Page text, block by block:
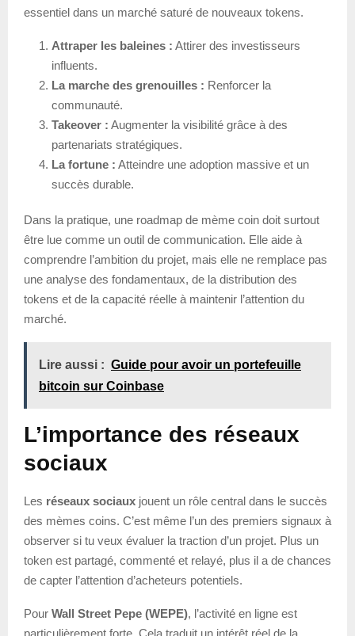
essentiel dans un marché saturé de nouveaux tokens.
Attraper les baleines : Attirer des investisseurs
influents.
La marche des grenouilles : Renforcer la
communauté.
Takeover : Augmenter la visibilité grâce à des
partenariats stratégiques.
La fortune : Atteindre une adoption massive et un
succès durable.
Dans la pratique, une roadmap de mème coin doit surtout
être lue comme un outil de communication. Elle aide à
comprendre l’ambition du projet, mais elle ne remplace pas
une analyse des fondamentaux, de la distribution des
tokens et de la capacité réelle à maintenir l’attention du
marché.
Lire aussi : Guide pour avoir un portefeuille
bitcoin sur Coinbase
L’importance des réseaux
sociaux
Les réseaux sociaux jouent un rôle central dans le succès
des mèmes coins. C’est même l’un des premiers signaux à
observer si tu veux évaluer la traction d’un projet. Plus un
token est partagé, commenté et relayé, plus il a de chances
de capter l’attention d’acheteurs potentiels.
Pour Wall Street Pepe (WEPE), l’activité en ligne est
particulièrement forte. Cela traduit un intérêt réel de la